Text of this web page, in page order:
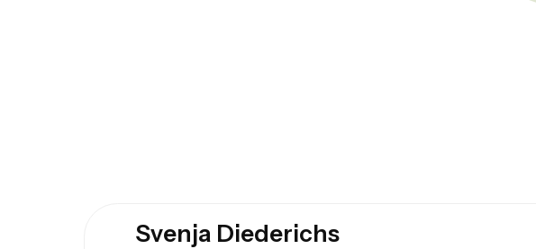
Svenja Diederichs